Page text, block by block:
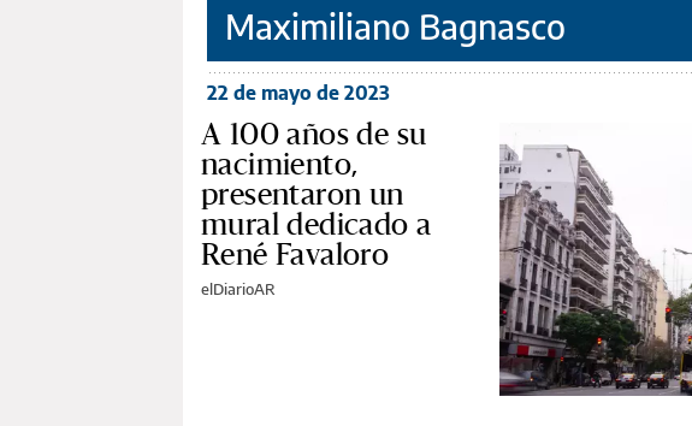
Maximiliano Bagnasco
22 de mayo de 2023
A 100 años de su
nacimiento,
presentaron un
mural dedicado a
René Favaloro
elDiarioAR